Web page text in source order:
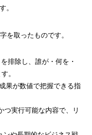
。
を取ったものです。
排除し、誰が・何を・
。
果が数値で把握できる指
つ実行可能な内容で、リ